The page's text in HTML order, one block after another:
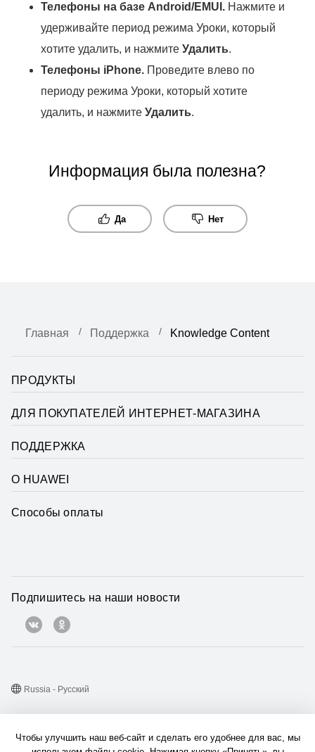
Чтобы улучшить наш веб-сайт и сделать его удобнее для вас, мы
Телефоны на базе Android/EMUI. Нажмите и
удерживайте период режима Уроки, который
хотите удалить, и нажмитеУдалить.
Телефоны iPhone. Проведите влево по
периоду режима Уроки, который хотите
удалить, и нажмитеУдалить.
Информация была полезна?
Да Нет
Главная Поддержка Knowledge Content
ПРОДУКТЫ
ДЛЯ ПОКУПАТЕЛЕЙ ИНТЕРНЕТ-МАГАЗИНА
ПОДДЕРЖКА
О HUAWEI
Способы оплаты
Подпишитесь на наши новости
Условия использования веб-сайта
Russia - Pусский